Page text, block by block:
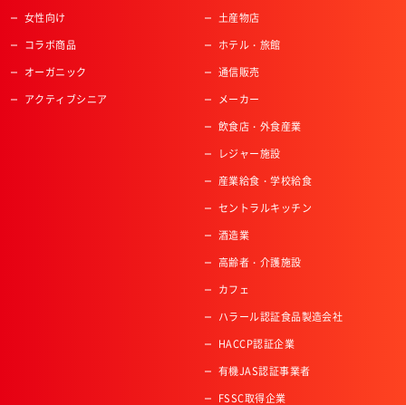
女性向け
コラボ商品
オーガニック
アクティブシニア
土産物店
ホテル・旅館
通信販売
メーカー
飲食店・外食産業
レジャー施設
産業給食・学校給食
セントラルキッチン
酒造業
高齢者・介護施設
カフェ
ハラール認証食品製造会社
HACCP認証企業
有機JAS認証事業者
FSSC取得企業